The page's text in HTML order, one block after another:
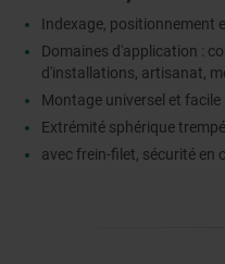
Indexage, positionnement
Domaines d'application :
d'installations, artisanat,
Montage universel et facile
Extrémité sphérique
avec frein-filet, sécurité en